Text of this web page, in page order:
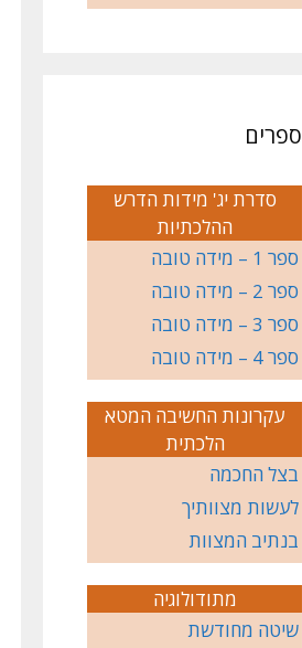
ספרים
סדרת יג' מידות הדרש
ההלכתיות
ספר 1 – מידה טובה
ספר 2 – מידה טובה
ספר 3 – מידה טובה
ספר 4 – מידה טובה
עקרונות החשיבה המטא
הלכתית
בצל החכמה
לעשות מצוותיך
בנתיב המצוות
מתודולוגיה
שיטה מחודשת